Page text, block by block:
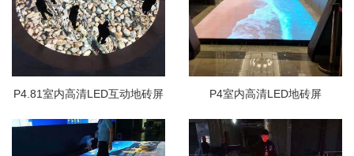
P4.81室内高清LED互动地砖屏 P4室内高清LED地砖屏